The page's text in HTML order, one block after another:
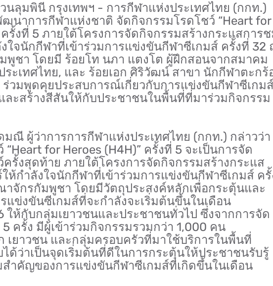
นลุมพินี กรุงเทพฯ - การกีฬาแห่งประเทศไทย (กกท.)
นาการกีฬาแห่งชาติ จัดกิจกรรมโรดโชว์ “Heart for
ครั้งที่ 5 ภายใต้โครงการจัดกิจกรรมสร้างกระแสการ
งใจนักกีฬาที่เข้าร่วมการแข่งขันกีฬาซีเกมส์ ครั้งที่ 32
พูชา โดยมี ร้อยโท นภา แตงโต ผู้ฝึกสอนจากสมาคม
ะเทศไทย, และ ร้อยเอก ศิริวัฒน์ สาขา นักกีฬาตะกร้
วมพูดคุยประสบการณ์เกี่ยวกับการแข่งขันกีฬาซีเกมส์
ละสร้างสีสันให้กับประชาชนในพื้นที่ที่มาร่วมกิจกรรม
ณี ผู้ว่าการการกีฬาแห่งประเทศไทย (กกท.) กล่าวว่า
for Heroes (H4H)” ครั้งที่ 5 จะเป็นการจัด
รั้งสุดท้าย ภายใต้โครงการจัดกิจกรรมสร้างกระแส
ห้กำลังใจนักกีฬาที่เข้าร่วมการแข่งขันกีฬาซีเกมส์ ครั้
จักรกัมพูชา โดยมีวัตถุประสงค์หลักเพื่อกระตุ้นและ
แข่งขันซีเกมส์ที่จะกำลังจะเริ่มต้นขึ้นในเดือน
ให้กับกลุ่มเยาวชนและประชาชนทั่วไป ซึ่งจากการจัด
ครั้ง มีผู้เข้าร่วมกิจกรรมรวมกว่า 1,000 คน
เยาวชน และกลุ่มครอบครัวที่มาใช้บริการในพื้นที่
ด้ว่าเป็นจุดเริ่มต้นที่ดีในการกระตุ้นให้ประชาชนรับรู้
สำคัญของการแข่งขันกีฬาซีเกมส์ที่เกิดขึ้นในเดือน